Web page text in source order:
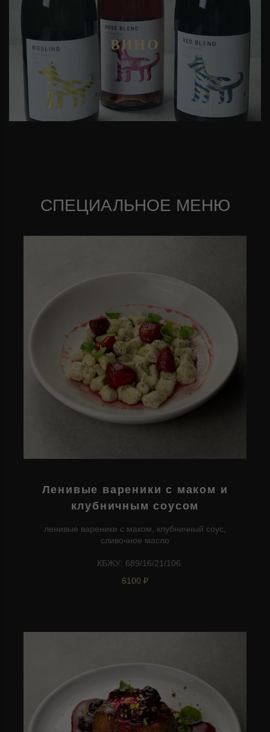
ВИНО
СПЕЦИАЛЬНОЕ МЕНЮ
Ленивые вареники с маком и
клубничным соусом
ленивые вареники с маком, клубничный соус,
сливочное масло
КБЖУ: 689/16/21/106
6100 ₽